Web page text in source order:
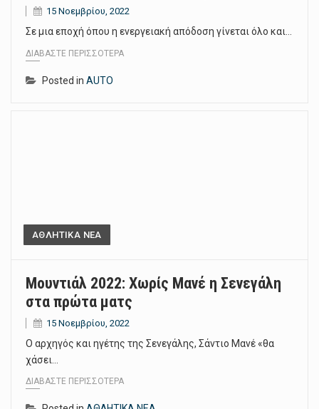
15 Νοεμβρίου, 2022
Σε μια εποχή όπου η ενεργειακή απόδοση γίνεται όλο και…
ΔΙΑΒΆΣΤΕ ΠΕΡΙΣΣΌΤΕΡΑ
Posted in AUTO
ΑΘΛΗΤΙΚΑ ΝΕΑ
Μουντιάλ 2022: Χωρίς Μανέ η Σενεγάλη
στα πρώτα ματς
15 Νοεμβρίου, 2022
Ο αρχηγός και ηγέτης της Σενεγάλης, Σάντιο Μανέ «θα
χάσει…
ΔΙΑΒΆΣΤΕ ΠΕΡΙΣΣΌΤΕΡΑ